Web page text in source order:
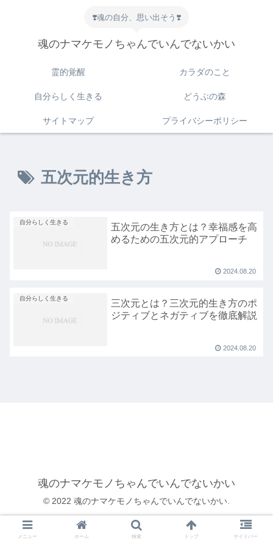
❣️魂の自分、思い出そう❣️
魂のナマケモノちゃんでいんでないかい
霊的覚醒 カラダのこと
自分らしく生きる どうぶの森
サイトマップ プライバシーポリシー
五次元的生き方
自分らしく生きる
五次元の生き方とは？幸福感を高
めるための五次元的アプローチ
2024.08.20
自分らしく生きる
三次元とは？三次元的生き方のポ
ジティブとネガティブを徹底解説
2024.08.20
魂のナマケモノちゃんでいんでないかい
© 2022 魂のナマケモノちゃんでいんでないかい.
メニュー ホーム 検索 トップ サイドバー